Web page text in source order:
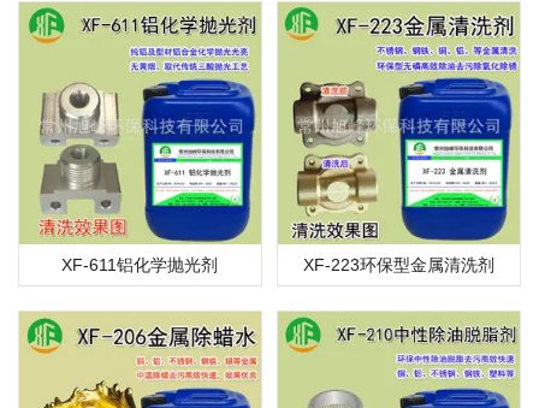
XF-611铝化学抛光剂 XF-223环保型金属清洗剂